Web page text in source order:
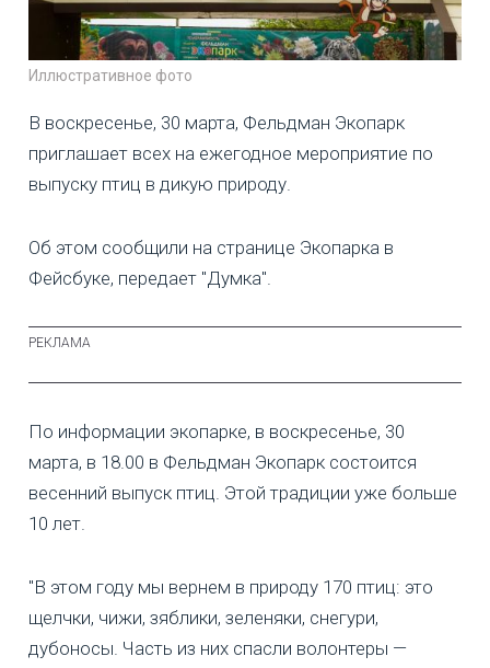
Иллюстративное фото
В воскресенье, 30 марта, Фельдман Экопарк
приглашает всех на ежегодное мероприятие по
выпуску птиц в дикую природу.
Об этом сообщили на странице Экопарка в
Фейсбуке, передает "Думка".
По информации экопарке, в воскресенье, 30
марта, в 18.00 в Фельдман Экопарк состоится
весенний выпуск птиц. Этой традиции уже больше
10 лет.
"В этом году мы вернем в природу 170 птиц: это
щелчки, чижи, зяблики, зеленяки, снегури,
дубоносы. Часть из них спасли волонтеры —